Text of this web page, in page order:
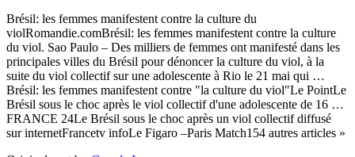
Brésil: les femmes manifestent contre la culture du
violRomandie.comBrésil: les femmes manifestent contre la culture
du viol. Sao Paulo – Des milliers de femmes ont manifesté dans les
principales villes du Brésil pour dénoncer la culture du viol, à la
suite du viol collectif sur une adolescente à Rio le 21 mai qui …
Brésil: les femmes manifestent contre "la culture du viol"Le PointLe
Brésil sous le choc après le viol collectif d'une adolescente de 16 …
FRANCE 24Le Brésil sous le choc après un viol collectif diffusé
sur internetFrancetv infoLe Figaro –Paris Match154 autres articles »